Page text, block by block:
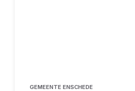
GEMEENTE ENSCHEDE